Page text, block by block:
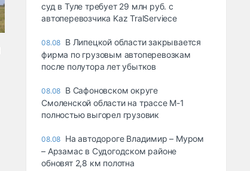
суд в Туле требует 29 млн руб. с
автоперевозчика Kaz TralServiece
08.08 В Липецкой области закрывается
фирма по грузовым автоперевозкам
после полутора лет убытков
08.08 В Сафоновском округе
Смоленской области на трассе М-1
полностью выгорел грузовик
08.08 На автодороге Владимир – Муром
– Арзамас в Судогодском районе
обновят 2,8 км полотна